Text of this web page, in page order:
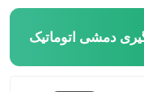
دمشی اتوماتیک